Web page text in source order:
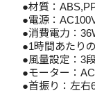
●材質：
●電源：
●消費電力：
●1時間あたり
●風量設定：3
●モーター：AC
●首振り：左右